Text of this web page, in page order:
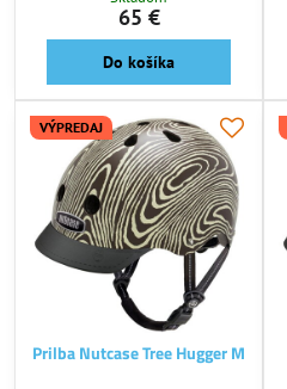
65 €
Do košíka
VÝPREDAJ
Prilba Nutcase Tree Hugger M